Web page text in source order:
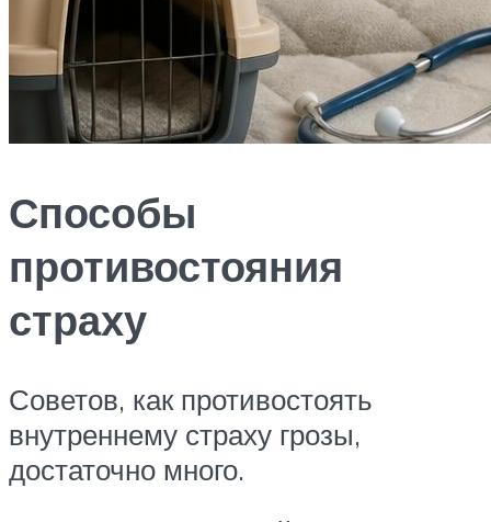
Способы
противостояния
страху
Советов, как противостоять
внутреннему страху грозы,
достаточно много.